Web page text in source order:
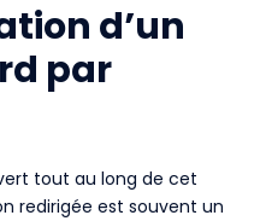
d’un
par
tout au long de cet
redirigée est souvent un